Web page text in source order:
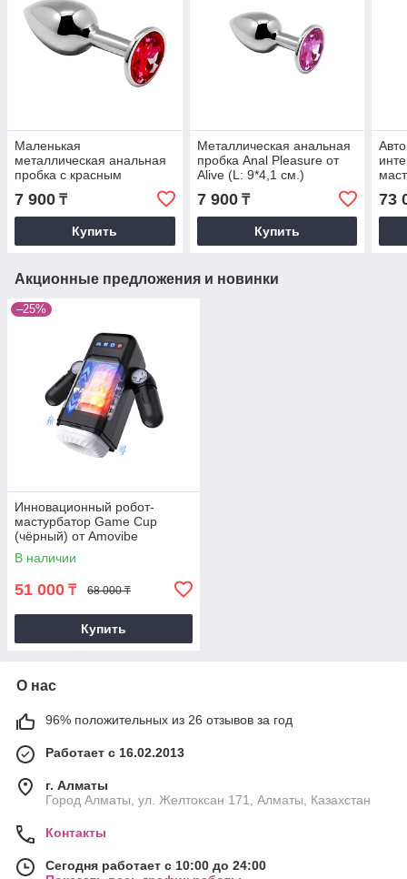
Маленькая
металлическая анальная
пробка с красным
кристаллом Anal Pleasure
от Alive (L: 9*4,1 см.)
7 900 ₸
Купить
Металлическая анальная
пробка Anal Pleasure от
Alive (L: 9*4,1 см.)
розовый кристалл
7 900₸
Купить
73
Акционные предложения и новинки
–25%
Инновационный робот-
мастурбатор Game Cup
(чёрный) от Amovibe
В наличии
51 000 ₸ 68 000 ₸
Купить
О нас
96% положительных из 26 отзывов за год
Работает с 16.02.2013
г. Алматы
Город Алматы, ул. Желтоксан 171, Алматы, Казахстан
Контакты
Сегодня работает с 10:00 до 24:00